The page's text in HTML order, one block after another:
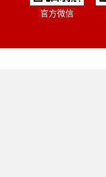
官方微信